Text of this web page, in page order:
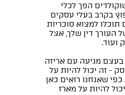
הפך לכלי
בקרב בעלי עסקים
תוכלו למצוא סוכריות
העורך דין שלך, אצל
ועוד.
בעצם מגיעה עם אריזה
- זה יכול להיות על
שאנחנו רואים כאן
להיות על מארז